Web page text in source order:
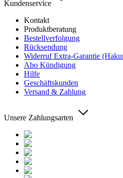
Kundenservice
Kontakt
Produktberatung
Bestellverfolgung
Rücksendung
Widerruf Extra-Garantie
Abo Kündigung
Hilfe
Geschäftskunden
Versand & Zahlung
Unsere Zahlungsarten